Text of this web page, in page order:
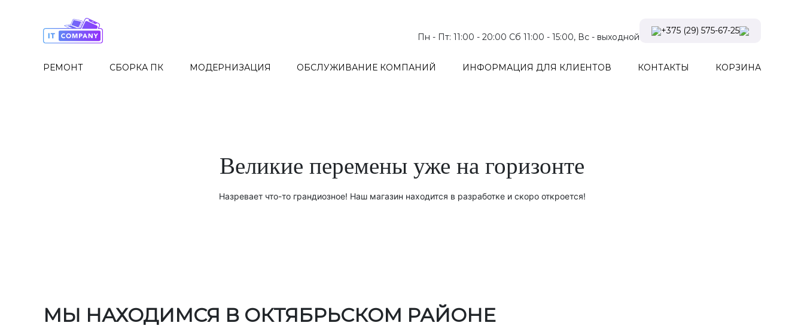
Пн - Пт: 11:00 - 20:00 Сб 11:00 - 15:00, Вс - выходной
+375 (29) 575-67-25
Viber
РЕМОНТ СБОРКА ПК МОДЕРНИЗАЦИЯ ОБСЛУЖИВАНИЕ КОМПАНИЙ ИНФОРМАЦИЯ ДЛЯ КЛИЕНТОВ КОНТАКТЫ КОРЗИНА
Великие перемены уже на горизонте
Назревает что-то грандиозное! Наш магазин находится в разработке и скоро откроется!
МЫ НАХОДИМСЯ В ОКТЯБРЬСКОМ РАЙОНЕ